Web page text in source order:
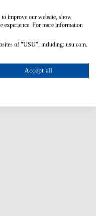
to improve our website, show
experience. For more information
of "USU", including: usu.com.
Accept all